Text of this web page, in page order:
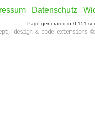
Datenschutz
Page generated in 0,151
design & code extensions